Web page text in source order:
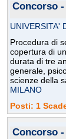
Concorso -
UNIVERSITA'
Procedura di
copertura di
durata di tre
generale,
scienze della
MILANO
Posti: 1
Concorso -